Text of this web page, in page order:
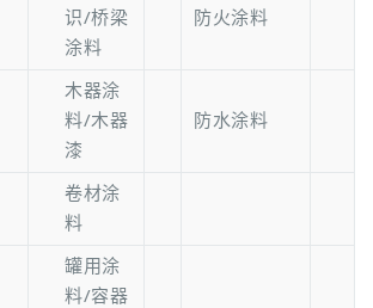
识/桥梁
涂料
防火涂料
木器涂
料/木器
漆
防水涂料
卷材涂
料
罐用涂
料/容器